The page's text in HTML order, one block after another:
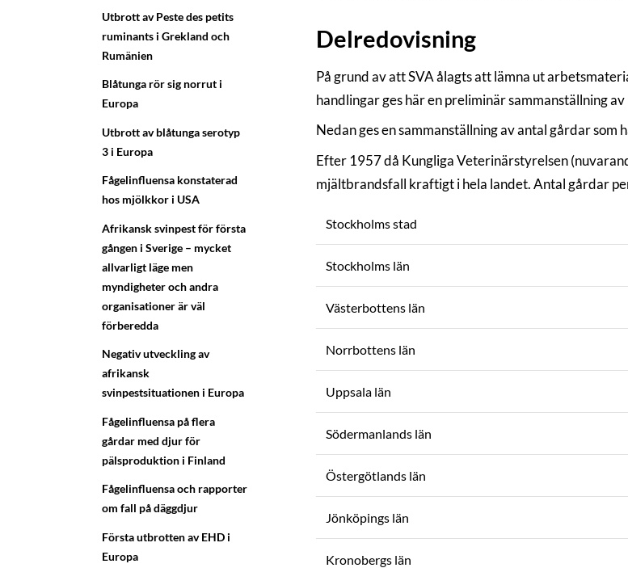
Utbrott av Peste des petits
ruminants i Grekland och
Rumänien
Blåtunga rör sig norrut i
Europa
Utbrott av blåtunga serotyp
3 i Europa
Fågelinfluensa konstaterad
hos mjölkkor i USA
Afrikansk svinpest för första
gången i Sverige – mycket
allvarligt läge men
myndigheter och andra
organisationer är väl
förberedda
Negativ utveckling av
afrikansk
svinpestsituationen i Europa
Fågelinfluensa på flera
gårdar med djur för
pälsproduktion i Finland
Fågelinfluensa och rapporter
om fall på däggdjur
Första utbrotten av EHD i
Europa
Delredovisning
På grund av att SVA ålagts att lämna ut
handlingar ges här en preliminär sammanställning
Nedan ges en sammanställning av antal gårdar
Efter 1957 då Kungliga Veterinärstyrelsen
mjältbrandsfall kraftigt i hela landet. Antal gårdar
Stockholms stad
Stockholms län
Västerbottens län
Norrbottens län
Uppsala län
Södermanlands län
Östergötlands län
Jönköpings län
Kronobergs län